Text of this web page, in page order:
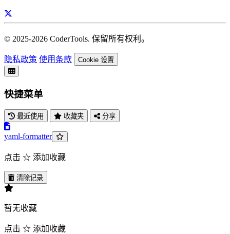
© 2025-2026 CoderTools. 保留所有权利。
隐私政策 使用条款 Cookie 设置
快捷菜单
最近使用 收藏夹 分享
yaml-formatter
点击 ☆ 添加收藏
清除记录
暂无收藏
点击 ☆ 添加收藏